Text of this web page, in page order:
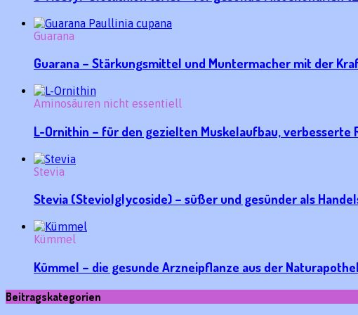
Guarana
Guarana – Stärkungsmittel und Muntermacher mit der
Aminosäuren nicht essentiell
L-Ornithin – für den gezielten Muskelaufbau,
Stevia
Stevia (Steviolglycoside) – süßer und gesünder als
Kümmel
Kümmel – die gesunde Arzneipflanze aus der
Beitragskategorien